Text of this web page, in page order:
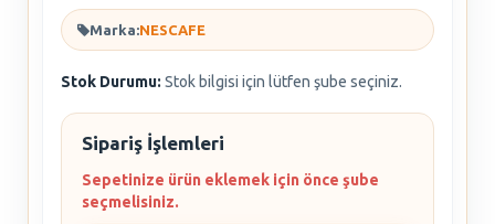
Marka:NESCAFE
Stok Durumu: Stok bilgisi için lütfen şube seçiniz.
Sipariş İşlemleri
Sepetinize ürün eklemek için önce şube
seçmelisiniz.